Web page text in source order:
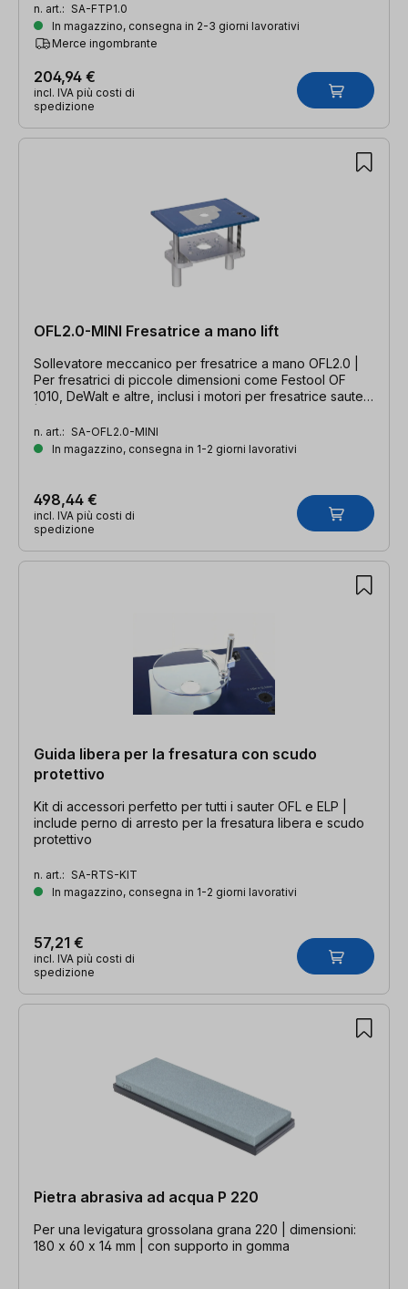
n. art.: SA-FTP1.0
In magazzino, consegna in 2-3 giorni lavorativi
Merce ingombrante
204,94 €
incl. IVA più costi di
spedizione
OFL2.0-MINI Fresatrice a mano lift
Sollevatore meccanico per fresatrice a mano OFL2.0 |
Per fresatrici di piccole dimensioni come Festool OF
1010, DeWalt e altre, inclusi i motori per fresatrice sauter
n. art.: SA-OFL2.0-MINI
In magazzino, consegna in 1-2 giorni lavorativi
498,44 €
incl. IVA più costi di
spedizione
Guida libera per la fresatura con scudo
protettivo
Kit di accessori perfetto per tutti i sauter OFL e ELP |
include perno di arresto per la fresatura libera e scudo
protettivo
n. art.: SA-RTS-KIT
In magazzino, consegna in 1-2 giorni lavorativi
57,21 €
incl. IVA più costi di
spedizione
Pietra abrasiva ad acqua P 220
Per una levigatura grossolana grana 220 | dimensioni:
180 x 60 x 14 mm | con supporto in gomma